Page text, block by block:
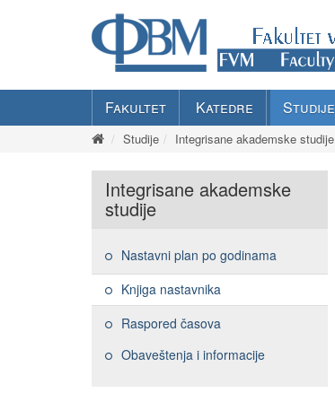
Fakultet Katedre Studije
Studije Integrisane akademske studije
Integrisane akademske
studije
Nastavni plan po godinama
Knjiga nastavnika
Raspored časova
Obaveštenja i informacije